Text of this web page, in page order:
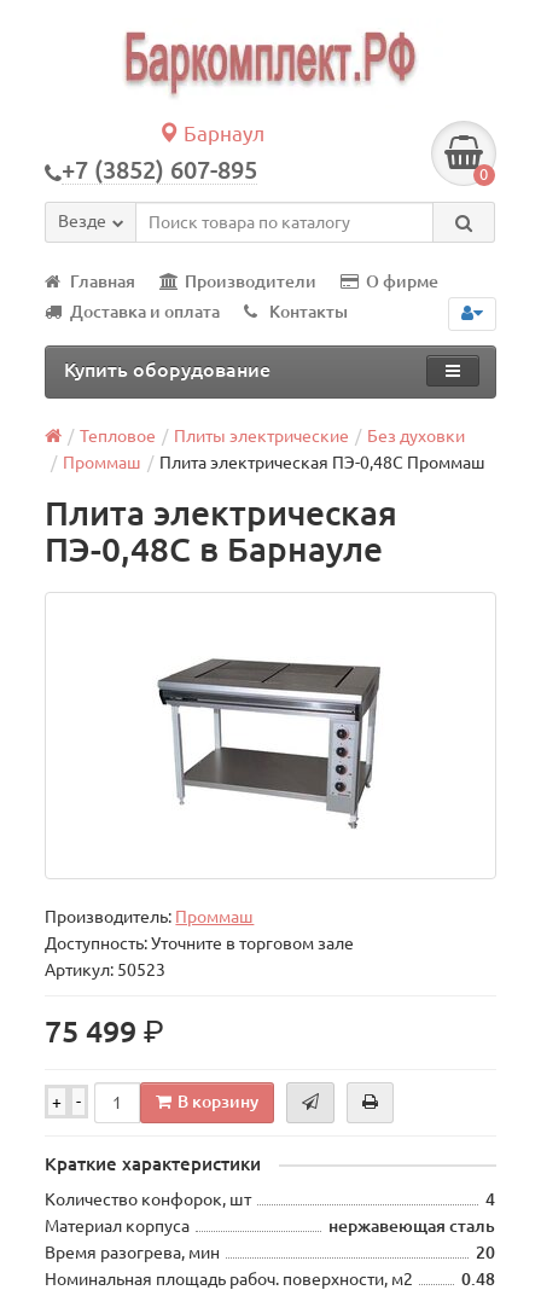
Барнаул
+7 (3852) 607-895 0
Везде
Главная Производители
О фирме
Доставка и оплата
Контакты
Купить оборудование
Тепловое Плиты электрические
Без духовки
Проммаш
Плита электрическая ПЭ-0,48С Проммаш
Плита электрическая
ПЭ-0,48С в Барнауле
Производитель: Проммаш
Доступность: Уточните в торговом зале
Артикул: 50523
75 499р.
+ - В корзину
Краткие характеристики
Количество конфорок, шт
4
Материал корпуса
нержавеющая сталь
Время разогрева, мин
20
Номинальная площадь рабоч. поверхности, м2
0.48